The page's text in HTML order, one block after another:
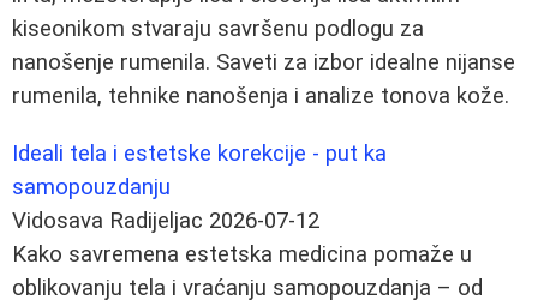
kiseonikom stvaraju savršenu podlogu za
nanošenje rumenila. Saveti za izbor idealne nijanse
rumenila, tehnike nanošenja i analize tonova kože.
Ideali tela i estetske korekcije - put ka
samopouzdanju
Vidosava Radijeljac 2026-07-12
Kako savremena estetska medicina pomaže u
oblikovanju tela i vraćanju samopouzdanja – od